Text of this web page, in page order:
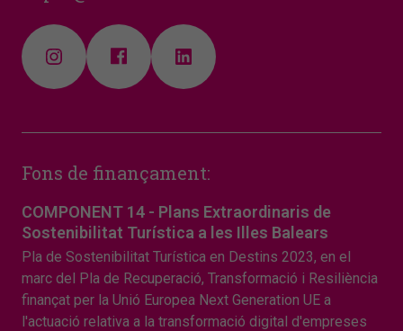
Fons de finançament:
COMPONENT 14 - Plans Extraordinaris de
Sostenibilitat Turística a les Illes Balears
Pla de Sostenibilitat Turística en Destins 2023, en el
marc del Pla de Recuperació, Transformació i Resiliència
finançat per la Unió Europea Next Generation UE a
l'actuació relativa a la transformació digital d'empreses